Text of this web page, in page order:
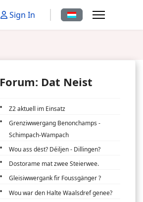
Sign In Sprache auswählen
Forum: Dat Neist
Z2 aktuell im Einsatz
Grenziwwergang Benonchamps -
Schimpach-Wampach
Wou ass dëst? Déiljen - Dillingen?
Dostorame mat zwee Steierwee.
Gleisiwwergank fir Foussgänger ?
Wou war den Halte Waalsdref genee?